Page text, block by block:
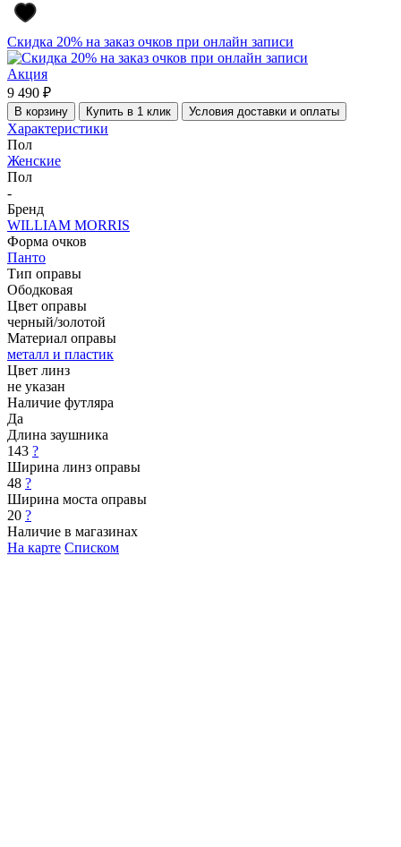
Скидка 20% на заказ очков при онлайн записи
Акция
9 490 ₽
В корзину Купить в 1 клик Условия доставки и оплаты
Характеристики
Пол
Женские
Пол
-
Бренд
WILLIAM MORRIS
Форма очков
Панто
Тип оправы
Ободковая
Цвет оправы
черный/золотой
Материал оправы
металл и пластик
Цвет линз
не указан
Наличие футляра
Да
Длина заушника
143 ?
Ширина линз оправы
48 ?
Ширина моста оправы
20 ?
Наличие в магазинах
На карте Списком